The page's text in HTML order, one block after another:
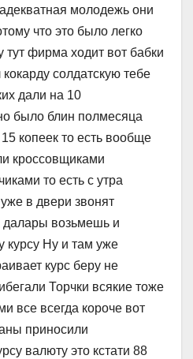
молодежь они
что это было легко
фирма ходит вот бабки
солдатскую тебе
дали на 10
было блин полмесяца
копеек то есть вообще
кроссовщиками
то есть с утра
в двери звонят
возьмешь и
курсу Ну и там уже
курс беру не
Торчки всякие тоже
все всегда короче вот
приносили
валюту это кстати 88